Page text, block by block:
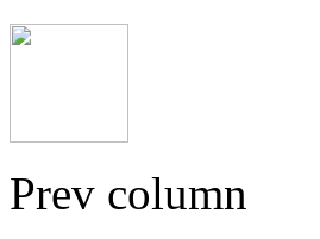
Prev column